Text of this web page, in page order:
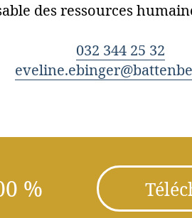
des ressources
032 344 25 32
%